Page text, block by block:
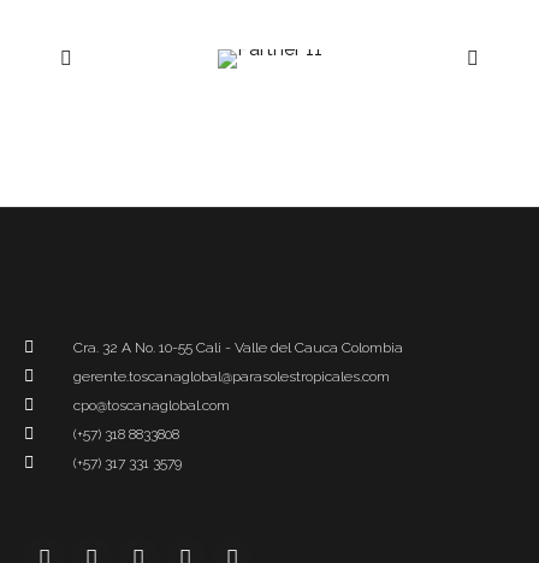
Cra. 32 A No. 10-55 Cali - Valle del Cauca Colombia
gerente.toscanaglobal@parasolestropicales.com
cpo@toscanaglobal.com
(+57) 318 8833808
(+57) 317 331 3579